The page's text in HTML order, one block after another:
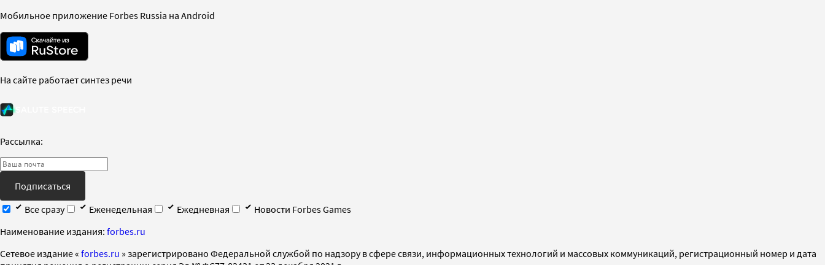
Мобильное приложение Forbes Russia на Android
На сайте работает синтез речи
Рассылка:
Подписаться
Все сразу
Еженедельная Ежедневная
Новости Forbes Games
Наименование издания: forbes.ru
Cетевое издание « forbes.ru » зарегистрировано Федеральной службой по надзору в сфере связи, информационных технологий и массовых коммуникаций, регистрационный номер и дата